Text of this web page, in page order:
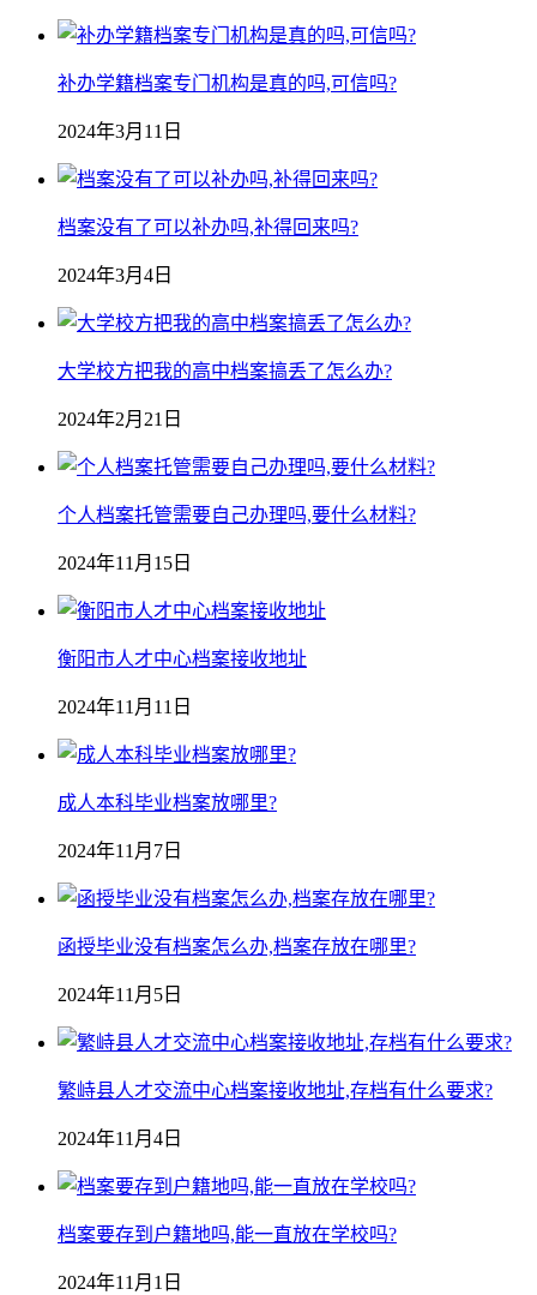
补办学籍档案专门机构是真的吗,可信吗?
2024年3月11日
档案没有了可以补办吗,补得回来吗?
2024年3月4日
大学校方把我的高中档案搞丢了怎么办?
2024年2月21日
个人档案托管需要自己办理吗,要什么材料?
2024年11月15日
衡阳市人才中心档案接收地址
2024年11月11日
成人本科毕业档案放哪里?
2024年11月7日
函授毕业没有档案怎么办,档案存放在哪里?
2024年11月5日
繁峙县人才交流中心档案接收地址,存档有什么要求?
2024年11月4日
档案要存到户籍地吗,能一直放在学校吗?
2024年11月1日